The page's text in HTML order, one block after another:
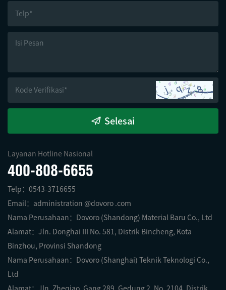
Selesai
Layanan Hotline Nasional
400-808-6655
Telp：0543-3716655
Email：administration @dovoro .com
Nama Perusahaan：Dovoro (Shandong) Material Baru Co., Ltd
Alamat：Jln. Donghai III No. 581, Distrik Bincheng, Kota
Binzhou, Provinsi Shandong
Nama Perusahaan：Dovoro (Shanghai) Teknik Teknologi Co.,
Ltd
Alamat：Jln. Zheqiao, Gang 289, Gedung 2, No. 2104, Distrik